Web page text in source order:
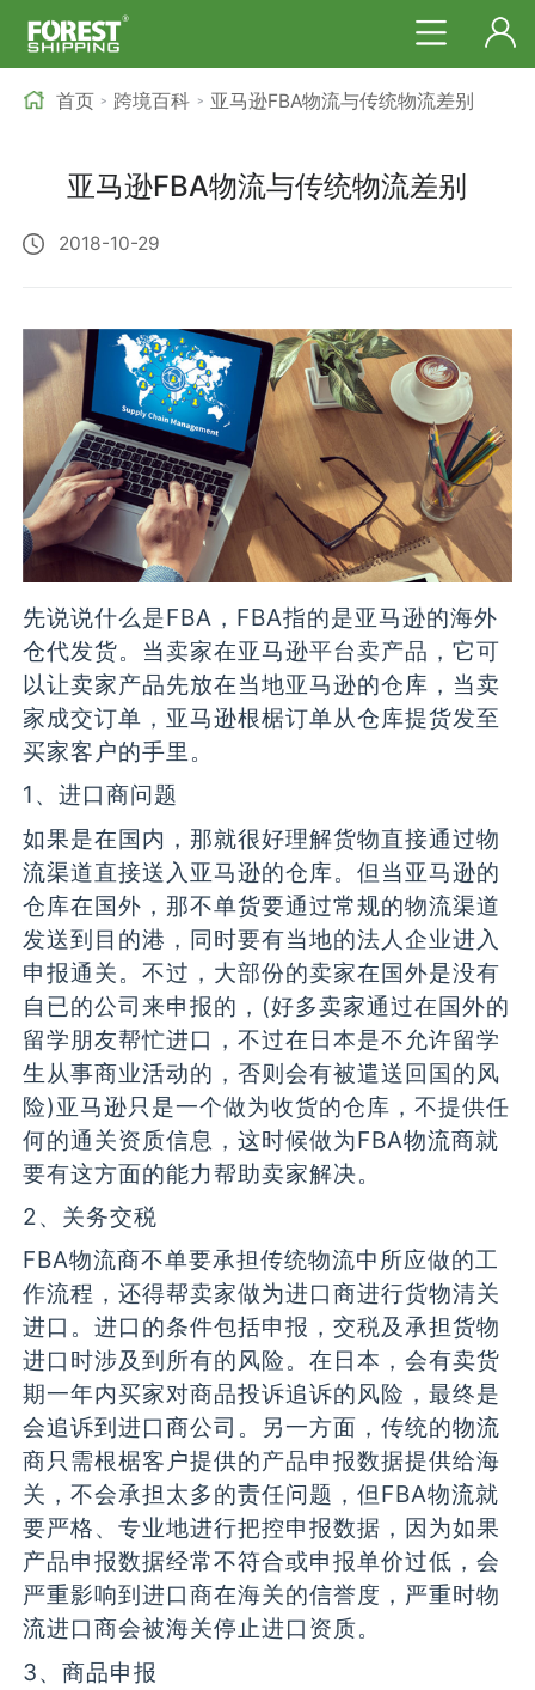
首页 > 跨境百科 > 亚马逊FBA物流与传统物流差别
亚马逊FBA物流与传统物流差别
2018-10-29
先说说什么是FBA，FBA指的是亚马逊的海外
仓代发货。当卖家在亚马逊平台卖产品，它可
以让卖家产品先放在当地亚马逊的仓库，当卖
家成交订单，亚马逊根椐订单从仓库提货发至
买家客户的手里。
1、进口商问题
如果是在国内，那就很好理解货物直接通过物
流渠道直接送入亚马逊的仓库。但当亚马逊的
仓库在国外，那不单货要通过常规的物流渠道
发送到目的港，同时要有当地的法人企业进入
申报通关。不过，大部份的卖家在国外是没有
自已的公司来申报的，(好多卖家通过在国外的
留学朋友帮忙进口，不过在日本是不允许留学
生从事商业活动的，否则会有被遣送回国的风
险)亚马逊只是一个做为收货的仓库，不提供任
何的通关资质信息，这时候做为FBA物流商就
要有这方面的能力帮助卖家解决。
2、关务交税
FBA物流商不单要承担传统物流中所应做的工
作流程，还得帮卖家做为进口商进行货物清关
进口。进口的条件包括申报，交税及承担货物
进口时涉及到所有的风险。在日本，会有卖货
期一年内买家对商品投诉追诉的风险，最终是
会追诉到进口商公司。另一方面，传统的物流
商只需根椐客户提供的产品申报数据提供给海
关，不会承担太多的责任问题，但FBA物流就
要严格、专业地进行把控申报数据，因为如果
产品申报数据经常不符合或申报单价过低，会
严重影响到进口商在海关的信誉度，严重时物
流进口商会被海关停止进口资质。
3、商品申报